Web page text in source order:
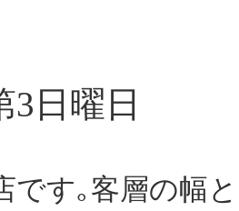
3日曜日
です｡客層の幅